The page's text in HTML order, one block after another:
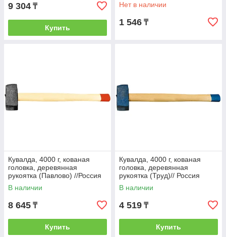
9 304 ₸
Купить
Нет в наличии
1 546 ₸
Кувалда, 4000 г, кованая
головка, деревянная
рукоятка (Павлово) //Россия
В наличии
8 645 ₸
Купить
Кувалда, 4000 г, кованая
головка, деревянная
рукоятка (Труд)// Россия
В наличии
4 519 ₸
Купить